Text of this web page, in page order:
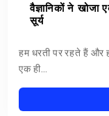
वैज्ञानिकों ने
सूर्य
हम धरती पर रहते हैं और
एक ही…